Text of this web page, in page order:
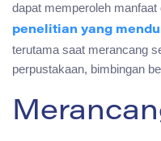
dapat memperoleh
penelitian yang
terutama saat merancang
perpustakaan, bimbingan